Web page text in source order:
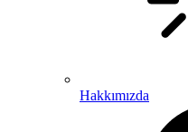
Hakkımızda